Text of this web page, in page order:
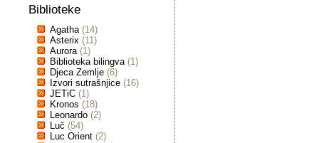
Biblioteke
Agatha (14)
Asterix (11)
Aurora (1)
Biblioteka bilingva (1)
Djeca Zemlje (6)
Izvori sutrašnjice (16)
JETiC (1)
Kronos (18)
Leonardo (2)
Luč (54)
Luc Orient (2)